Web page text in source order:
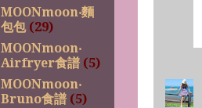
MOONmoon‧麵
包包 (29)
MOONmoon‧
Airfryer食譜 (5)
MOONmoon‧
Bruno食譜 (5)